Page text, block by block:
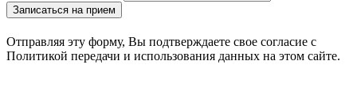
Записаться на прием
Отправляя эту форму, Вы подтверждаете свое согласие с
Политикой передачи и использования данных на этом сайте.